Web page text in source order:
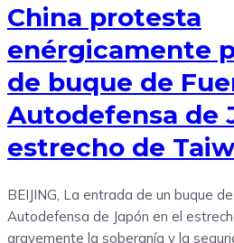
China protesta
enérgicamente
de buque de
Autodefensa de
estrecho de
BEIJING, La entrada de un buque
Autodefensa de Japón en el
gravemente la soberanía y la